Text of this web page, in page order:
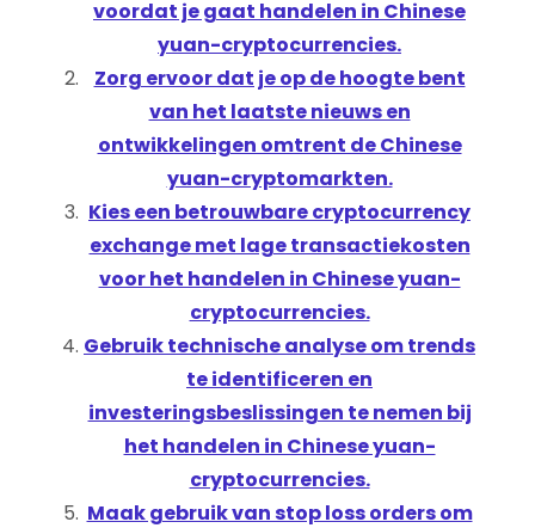
voordat je gaat handelen in Chinese
yuan-cryptocurrencies.
Zorg ervoor dat je op de hoogte bent
van het laatste nieuws en
ontwikkelingen omtrent de Chinese
yuan-cryptomarkten.
Kies een betrouwbare cryptocurrency
exchange met lage transactiekosten
voor het handelen in Chinese yuan-
cryptocurrencies.
Gebruik technische analyse om trends
te identificeren en
investeringsbeslissingen te nemen bij
het handelen in Chinese yuan-
cryptocurrencies.
Maak gebruik van stop loss orders om